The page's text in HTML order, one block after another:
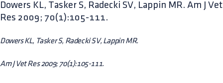
Dowers KL, Tasker S, Radecki SV, Lappin MR. Am J Vet
Res 2009; 70(1):105-111.
Dowers KL, Tasker S, Radecki SV, Lappin MR.
Am J Vet Res 2009; 70(1):105-111.